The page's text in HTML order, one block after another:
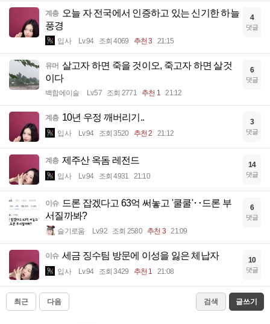
계층 오늘 자 전국에서 인증하고 있는 신기한 하늘
풍경
입사 Lv.94 조회 4069 추천 3 21:15
4
댓글
유머 살고자 하면 죽을 것이오, 죽고자 하면 살것
이다
백합에이슬 Lv.57 조회 2771 추천 1 21:12
6
댓글
계층 10년 우정 깨버리기..
입사 Lv.94 조회 3520 추천 2 21:12
3
댓글
계층 제주산 옥돔 레전드
입사 Lv.94 조회 4931 21:10
14
댓글
이슈 드론 잡겠다고 63억 써놓고 '쿨쿨'‥드론 부
서질까봐?
슬기로움 Lv.92 조회 2580 추천 3 21:09
6
댓글
이슈 세금 징수팀 방문에 이성을 잃은 체납자
입사 Lv.94 조회 3429 추천 1 21:08
10
댓글
최근 다음 검색 글쓰기